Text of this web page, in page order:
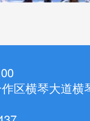
区横琴大道横